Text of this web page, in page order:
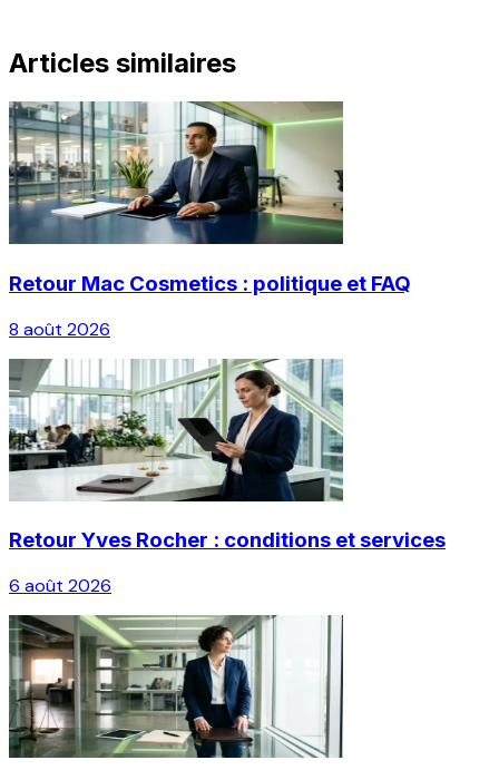
Articles similaires
Retour Mac Cosmetics : politique et FAQ
8 août 2026
Retour Yves Rocher : conditions et services
6 août 2026